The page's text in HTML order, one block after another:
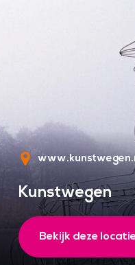
Kunstwegen
Bekijk deze